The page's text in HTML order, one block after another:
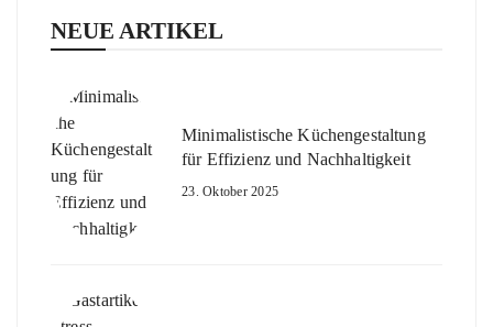
NEUE ARTIKEL
Minimalistische Küchengestaltung
für Effizienz und Nachhaltigkeit
23. Oktober 2025